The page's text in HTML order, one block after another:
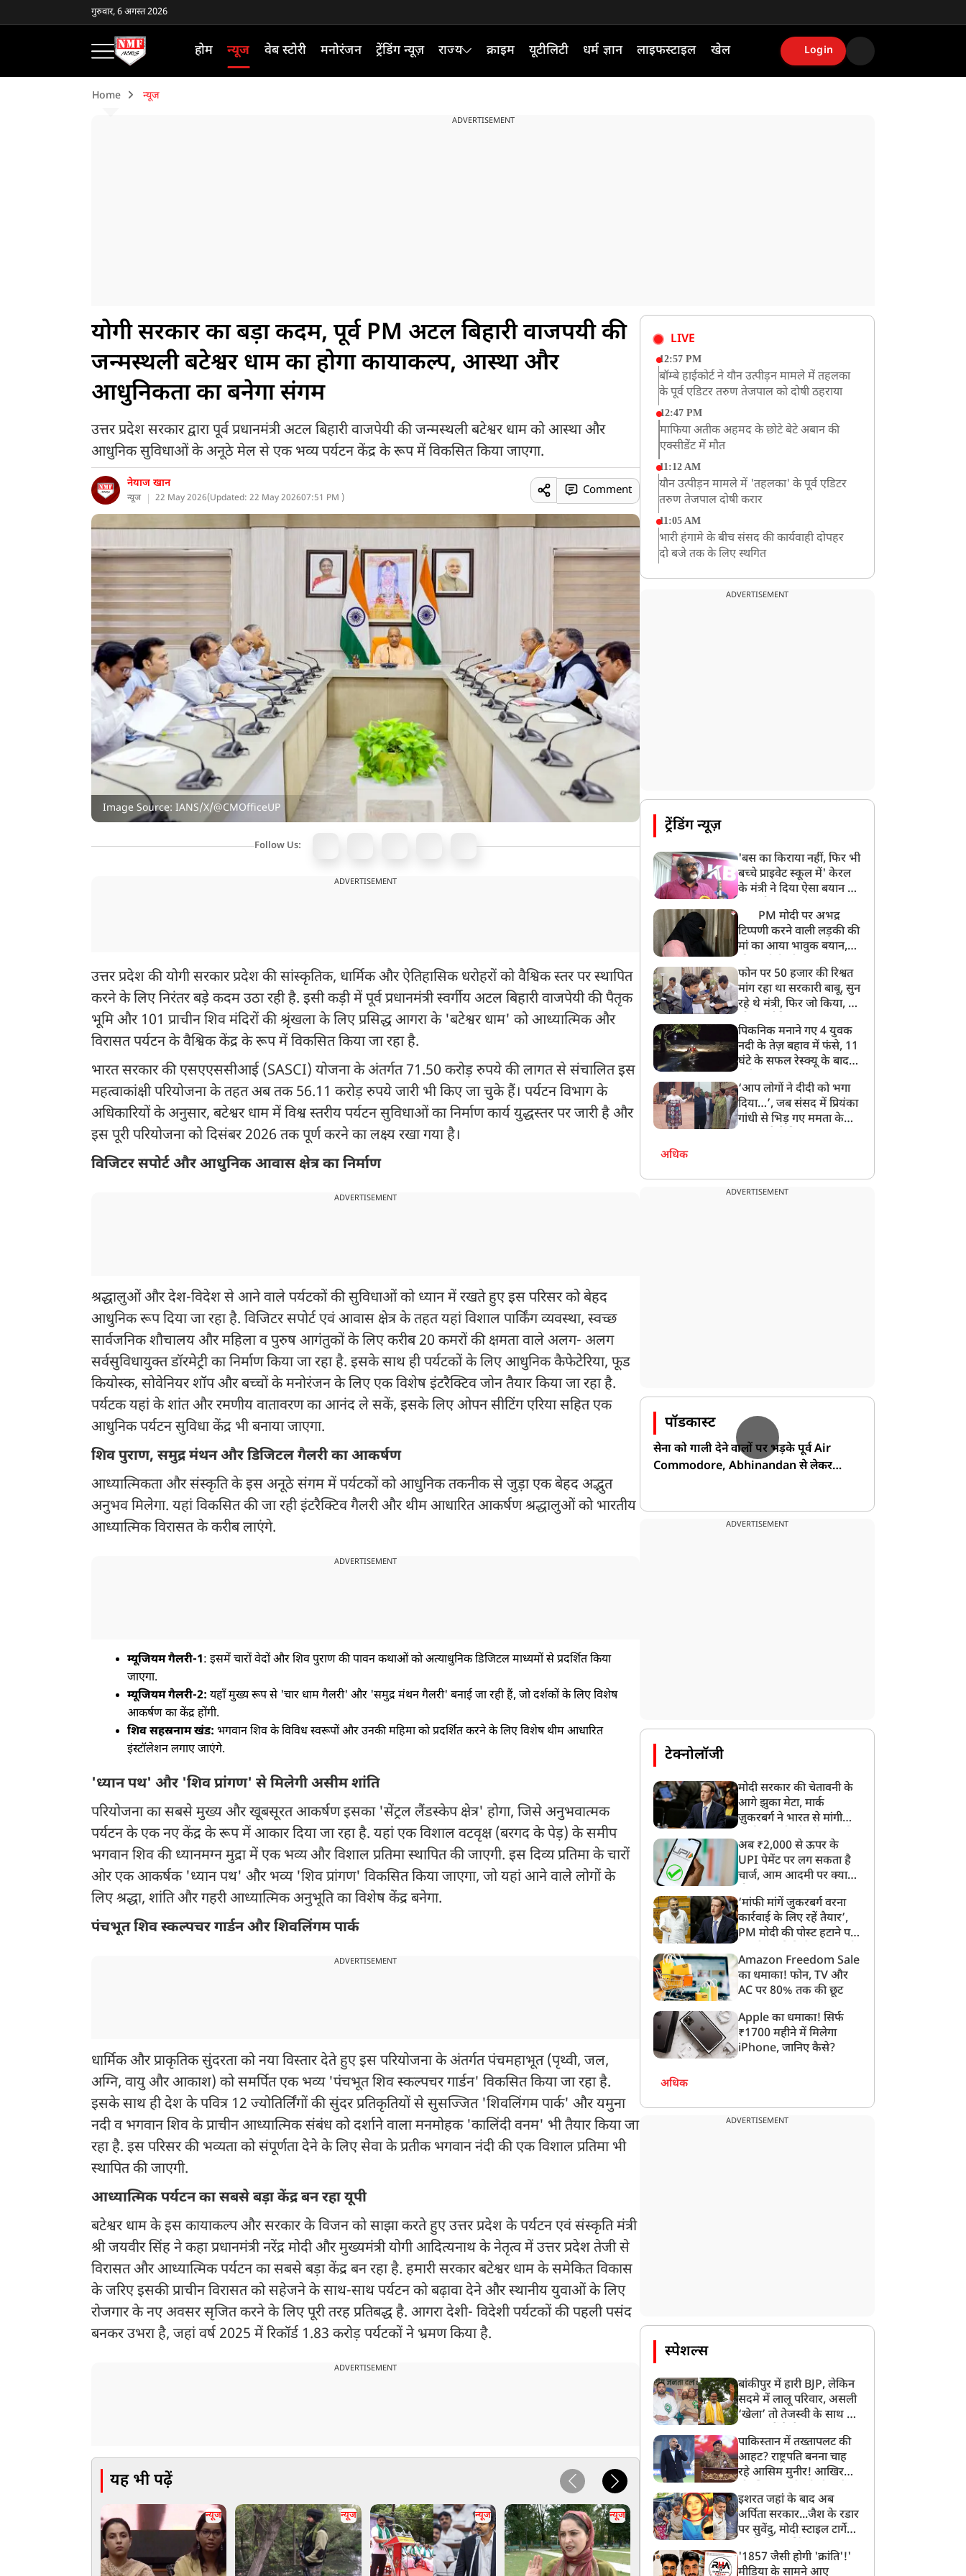
गुरुवार, 6 अगस्त 2026
होम न्यूज वेब स्टोरी मनोरंजन ट्रेंडिंग न्यूज़ राज्य क्राइम यूटीलिटी धर्म ज्ञान लाइफस्टाइल खेल Login
Home न्यूज
ADVERTISEMENT
योगी सरकार का बड़ा कदम, पूर्व PM अटल बिहारी वाजपयी की
जन्मस्थली बटेश्वर धाम का होगा कायाकल्प, आस्था और
आधुनिकता का बनेगा संगम
उत्तर प्रदेश सरकार द्वारा पूर्व प्रधानमंत्री अटल बिहारी वाजपेयी की जन्मस्थली बटेश्वर धाम को आस्था और
आधुनिक सुविधाओं के अनूठे मेल से एक भव्य पर्यटन केंद्र के रूप में विकसित किया जाएगा.
नेयाज खान
न्यूज 22 May 2026(Updated: 22 May 202607:51 PM )
Comment
Image Source: IANS/X/@CMOfficeUP
Follow Us:
ADVERTISEMENT
उत्तर प्रदेश की योगी सरकार प्रदेश की सांस्कृतिक, धार्मिक और ऐतिहासिक धरोहरों को वैश्विक स्तर पर स्थापित
करने के लिए निरंतर बड़े कदम उठा रही है. इसी कड़ी में पूर्व प्रधानमंत्री स्वर्गीय अटल बिहारी वाजपेयी की पैतृक
भूमि और 101 प्राचीन शिव मंदिरों की श्रृंखला के लिए प्रसिद्ध आगरा के 'बटेश्वर धाम' को आध्यात्मिक और
विरासत पर्यटन के वैश्विक केंद्र के रूप में विकसित किया जा रहा है.
भारत सरकार की एसएएससीआई (SASCI) योजना के अंतर्गत 71.50 करोड़ रुपये की लागत से संचालित इस
महत्वाकांक्षी परियोजना के तहत अब तक 56.11 करोड़ रुपये जारी भी किए जा चुके हैं। पर्यटन विभाग के
अधिकारियों के अनुसार, बटेश्वर धाम में विश्व स्तरीय पर्यटन सुविधाओं का निर्माण कार्य युद्धस्तर पर जारी है और
इस पूरी परियोजना को दिसंबर 2026 तक पूर्ण करने का लक्ष्य रखा गया है।
विजिटर सपोर्ट और आधुनिक आवास क्षेत्र का निर्माण
ADVERTISEMENT
श्रद्धालुओं और देश-विदेश से आने वाले पर्यटकों की सुविधाओं को ध्यान में रखते हुए इस परिसर को बेहद
आधुनिक रूप दिया जा रहा है. विजिटर सपोर्ट एवं आवास क्षेत्र के तहत यहां विशाल पार्किंग व्यवस्था, स्वच्छ
सार्वजनिक शौचालय और महिला व पुरुष आगंतुकों के लिए करीब 20 कमरों की क्षमता वाले अलग- अलग
सर्वसुविधायुक्त डॉरमेट्री का निर्माण किया जा रहा है. इसके साथ ही पर्यटकों के लिए आधुनिक कैफेटेरिया, फूड
कियोस्क, सोवेनियर शॉप और बच्चों के मनोरंजन के लिए एक विशेष इंटरैक्टिव जोन तैयार किया जा रहा है.
पर्यटक यहां के शांत और रमणीय वातावरण का आनंद ले सकें, इसके लिए ओपन सीटिंग एरिया सहित एक
आधुनिक पर्यटन सुविधा केंद्र भी बनाया जाएगा.
शिव पुराण, समुद्र मंथन और डिजिटल गैलरी का आकर्षण
आध्यात्मिकता और संस्कृति के इस अनूठे संगम में पर्यटकों को आधुनिक तकनीक से जुड़ा एक बेहद अद्भुत
अनुभव मिलेगा. यहां विकसित की जा रही इंटरैक्टिव गैलरी और थीम आधारित आकर्षण श्रद्धालुओं को भारतीय
आध्यात्मिक विरासत के करीब लाएंगे.
ADVERTISEMENT
म्यूजियम गैलरी-1: इसमें चारों वेदों और शिव पुराण की पावन कथाओं को अत्याधुनिक डिजिटल माध्यमों से प्रदर्शित किया
जाएगा.
म्यूजियम गैलरी-2: यहाँ मुख्य रूप से 'चार धाम गैलरी' और 'समुद्र मंथन गैलरी' बनाई जा रही हैं, जो दर्शकों के लिए विशेष
आकर्षण का केंद्र होंगी.
शिव सहस्रनाम खंड: भगवान शिव के विविध स्वरूपों और उनकी महिमा को प्रदर्शित करने के लिए विशेष थीम आधारित
इंस्टॉलेशन लगाए जाएंगे.
'ध्यान पथ' और 'शिव प्रांगण' से मिलेगी असीम शांति
परियोजना का सबसे मुख्य और खूबसूरत आकर्षण इसका 'सेंट्रल लैंडस्केप क्षेत्र' होगा, जिसे अनुभवात्मक
पर्यटन के एक नए केंद्र के रूप में आकार दिया जा रहा है. यहां एक विशाल वटवृक्ष (बरगद के पेड़) के समीप
भगवान शिव की ध्यानमग्न मुद्रा में एक भव्य और विशाल प्रतिमा स्थापित की जाएगी. इस दिव्य प्रतिमा के चारों
ओर एक आकर्षक 'ध्यान पथ' और भव्य 'शिव प्रांगण' विकसित किया जाएगा, जो यहां आने वाले लोगों के
लिए श्रद्धा, शांति और गहरी आध्यात्मिक अनुभूति का विशेष केंद्र बनेगा.
पंचभूत शिव स्कल्पचर गार्डन और शिवलिंगम पार्क
ADVERTISEMENT
धार्मिक और प्राकृतिक सुंदरता को नया विस्तार देते हुए इस परियोजना के अंतर्गत पंचमहाभूत (पृथ्वी, जल,
अग्नि, वायु और आकाश) को समर्पित एक भव्य 'पंचभूत शिव स्कल्पचर गार्डन' विकसित किया जा रहा है.
इसके साथ ही देश के पवित्र 12 ज्योतिर्लिंगों की सुंदर प्रतिकृतियों से सुसज्जित 'शिवलिंगम पार्क' और यमुना
नदी व भगवान शिव के प्राचीन आध्यात्मिक संबंध को दर्शाने वाला मनमोहक 'कालिंदी वनम' भी तैयार किया जा
रहा है. इस परिसर की भव्यता को संपूर्णता देने के लिए सेवा के प्रतीक भगवान नंदी की एक विशाल प्रतिमा भी
स्थापित की जाएगी.
आध्यात्मिक पर्यटन का सबसे बड़ा केंद्र बन रहा यूपी
बटेश्वर धाम के इस कायाकल्प और सरकार के विजन को साझा करते हुए उत्तर प्रदेश के पर्यटन एवं संस्कृति मंत्री
श्री जयवीर सिंह ने कहा प्रधानमंत्री नरेंद्र मोदी और मुख्यमंत्री योगी आदित्यनाथ के नेतृत्व में उत्तर प्रदेश तेजी से
विरासत और आध्यात्मिक पर्यटन का सबसे बड़ा केंद्र बन रहा है. हमारी सरकार बटेश्वर धाम के समेकित विकास
के जरिए इसकी प्राचीन विरासत को सहेजने के साथ-साथ पर्यटन को बढ़ावा देने और स्थानीय युवाओं के लिए
रोजगार के नए अवसर सृजित करने के लिए पूरी तरह प्रतिबद्ध है. आगरा देशी- विदेशी पर्यटकों की पहली पसंद
बनकर उभरा है, जहां वर्ष 2025 में रिकॉर्ड 1.83 करोड़ पर्यटकों ने भ्रमण किया है.
ADVERTISEMENT
यह भी पढ़ें
न्यूज न्यूज न्यूज न्यूज न्यूज
LIVE
12:57 PM
बॉम्बे हाईकोर्ट ने यौन उत्पीड़न मामले में तहलका
के पूर्व एडिटर तरुण तेजपाल को दोषी ठहराया
12:47 PM
माफिया अतीक अहमद के छोटे बेटे अबान की
एक्सीडेंट में मौत
11:12 AM
यौन उत्पीड़न मामले में 'तहलका' के पूर्व एडिटर
तरुण तेजपाल दोषी करार
11:05 AM
भारी हंगामे के बीच संसद की कार्यवाही दोपहर
दो बजे तक के लिए स्थगित
झारखंड: JPSC परीक्षा धांधली मामले में और
ADVERTISEMENT
ट्रेंडिंग न्यूज़
'बस का किराया नहीं, फिर भी
बच्चे प्राइवेट स्कूल में' केरल
के मंत्री ने दिया ऐसा बयान की
PM मोदी पर अभद्र
टिप्पणी करने वाली लड़की की
मां का आया भावुक बयान,
बेटी को गोद लें प्रधानमंत्री
फोन पर 50 हजार की रिश्वत
मांग रहा था सरकारी बाबू, सुन
रहे थे मंत्री, फिर जो किया, वो
पिकनिक मनाने गए 4 युवक
नदी के तेज़ बहाव में फंसे, 11
घंटे के सफल रेस्क्यू के बाद
‘आप लोगों ने दीदी को भगा
दिया…’, जब संसद में प्रियंका
गांधी से भिड़ गए ममता के
अधिक
ADVERTISEMENT
पॉडकास्ट
सेना को गाली देने वालों पर भड़के पूर्व Air
Commodore, Abhinandan से लेकर
ADVERTISEMENT
टेक्नोलॉजी
मोदी सरकार की चेतावनी के
आगे झुका मेटा, मार्क
ज़ुकरबर्ग ने भारत से मांगी
अब ₹2,000 से ऊपर के
UPI पेमेंट पर लग सकता है
चार्ज, आम आदमी पर क्या
‘मांफी मांगें जुकरबर्ग वरना
कार्रवाई के लिए रहें तैयार’,
PM मोदी की पोस्ट हटाने पर
लगाई फटकार
Amazon Freedom Sale
का धमाका! फोन, TV और
AC पर 80% तक की छूट
Apple का धमाका! सिर्फ
₹1700 महीने में मिलेगा
iPhone, जानिए कैसे?
अधिक
ADVERTISEMENT
स्पेशल्स
बांकीपुर में हारी BJP, लेकिन
सदमे में लालू परिवार, असली
‘खेला’ तो तेजस्वी के साथ हो
पाकिस्तान में तख्तापलट की
आहट? राष्ट्रपति बनना चाह
रहे आसिम मुनीर! आखिर
बनाया मोहरा?
इशरत जहां के बाद अब
अर्पिता सरकार...जैश के रडार
पर सुवेंदु, मोदी स्टाइल टार्गेट
बड़ा एक्शन!
'1857 जैसी होगी 'क्रांति'!'
मीडिया के सामने आए